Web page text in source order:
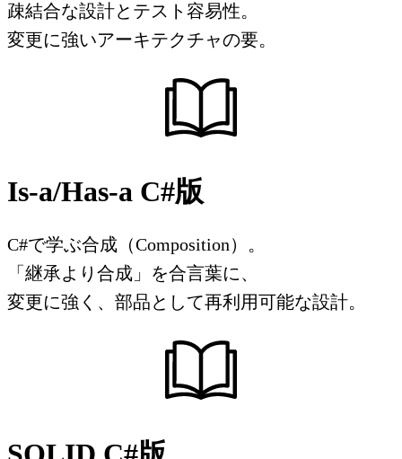
疎結合な設計とテスト容易性。
変更に強いアーキテクチャの要。
Is-a/Has-a C#版
C#で学ぶ合成（Composition）。
「継承より合成」を合言葉に、
変更に強く、部品として再利用可能な設計。